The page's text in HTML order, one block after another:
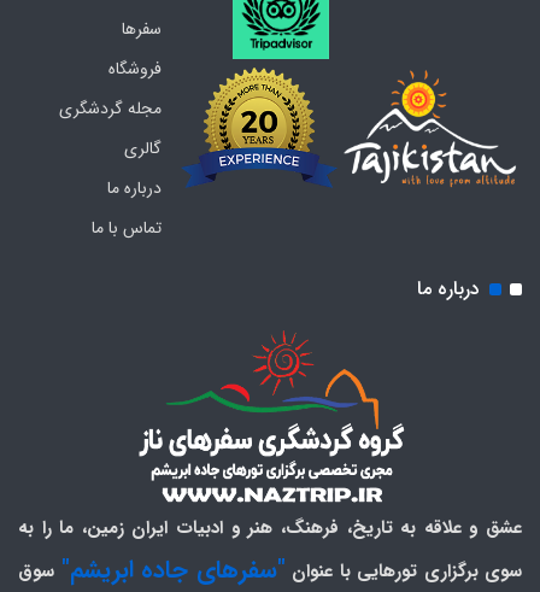
سفرها
فروشگاه
مجله گردشگری
گالری
درباره ما
تماس با ما
درباره ما
عشق و علاقه به تاریخ، فرهنگ، هنر و ادبیات ایران زمین، ما را به
سوی برگزاری تورهایی با عنوان "سفرهای جاده ابریشم" سوق